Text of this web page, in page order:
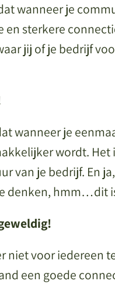
wanneer je
en sterkere
jij of je bedrijf
wanneer je
wordt.
van je bedrijf. En
denken, hmm…dit
niet voor iedereen
een goede